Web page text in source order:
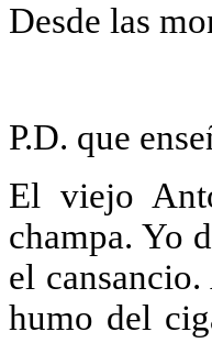
Desde las
P.D. que
El viejo
champa. Yo
el
humo del